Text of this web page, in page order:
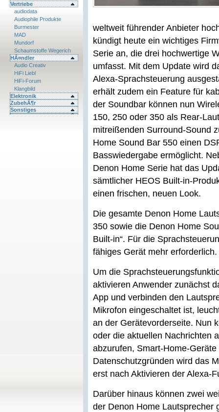
Vertriebe
audiodata
Audiophile Produkte
Burmester
MAD
Mundorf
Schaumstoffe Wegerich
HÃ¤ndler
Audio Creativ
HiFi Liebl
HiFi-Forum
Klangbild
Elektronik
ZubehÃ¶r
Sonstiges
weltweit führender Anbieter
kündigt heute ein wichtiges
Serie an, die drei hochwertige
umfasst. Mit dem Update wird
Alexa-Sprachsteuerung
erhält zudem ein Feature für
der Soundbar können nun
150, 250 oder 350 als Rear-
mitreißenden Surround-Sound
Home Sound Bar 550 einen
Basswiedergabe ermöglicht.
Denon Home Serie hat das
sämtlicher HEOS Built-in-
einen frischen, neuen Look.
Die gesamte Denon Home
350 sowie die Denon Home
Built-in“. Für die
fähiges Gerät mehr erforderlich.
Um die
aktivieren Anwender zunächst
App und verbinden den
Mikrofon eingeschaltet ist,
an der Gerätevorderseite. Nun
oder die aktuellen Nachrichten
abzurufen, Smart-Home-
Datenschutzgründen wird das
erst nach Aktivieren der Alexa-
Darüber hinaus können zwei
der Denon Home Lautsprecher